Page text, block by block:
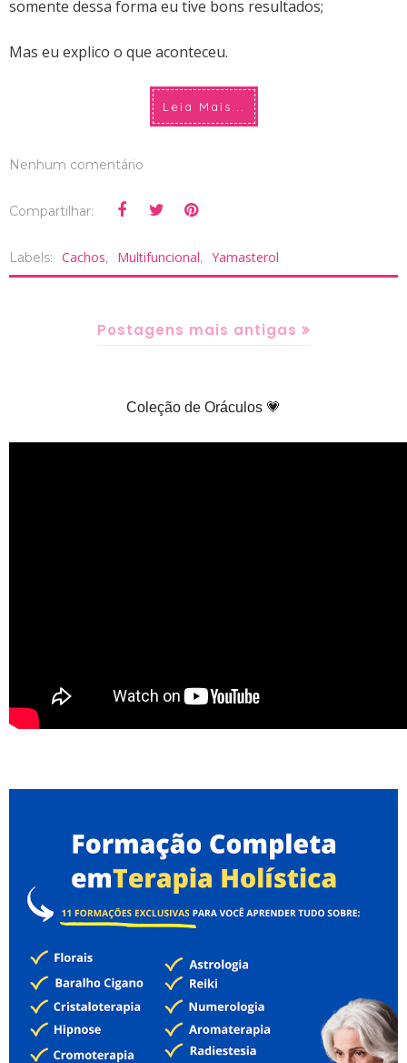
somente dessa forma eu tive bons resultados;
Mas eu explico o que aconteceu.
Leia Mais...
Nenhum comentário
Compartilhar:
Labels: Cachos, Multifuncional, Yamasterol
Postagens mais antigas
Coleção de Oráculos 💗